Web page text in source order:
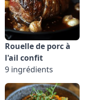
Rouelle de porc à
l'ail confit
9 ingrédients